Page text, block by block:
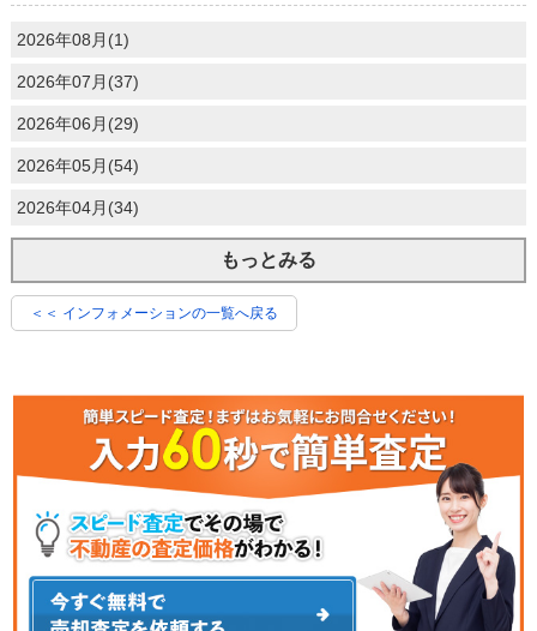
2026年08月(1)
2026年07月(37)
2026年06月(29)
2026年05月(54)
2026年04月(34)
もっとみる
＜＜ インフォメーションの一覧へ戻る